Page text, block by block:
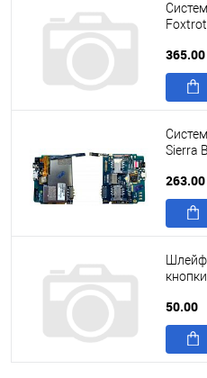
365.00
Sierra
263.00
Шлейф
50.00